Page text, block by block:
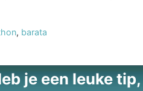
, barata
je een leuke